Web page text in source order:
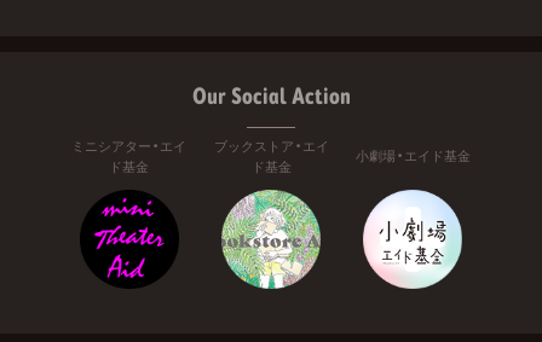
Our Social Action
ミニシアター・エイ
ド基金
ブックストア・エイ
ド基金
小劇場・エイド基金